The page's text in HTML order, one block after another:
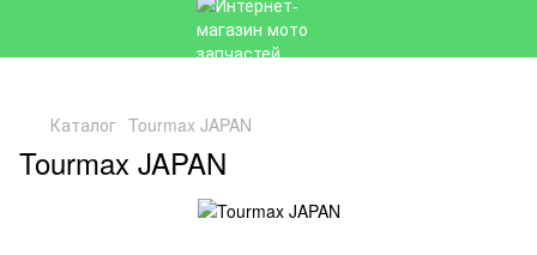
Каталог Tourmax JAPAN
Tourmax JAPAN